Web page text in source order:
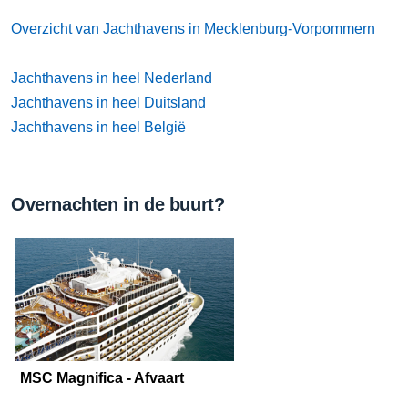
Overzicht van Jachthavens in Mecklenburg-Vorpommern
Jachthavens in heel Nederland
Jachthavens in heel Duitsland
Jachthavens in heel België
Overnachten in de buurt?
MSC Magnifica - Afvaart